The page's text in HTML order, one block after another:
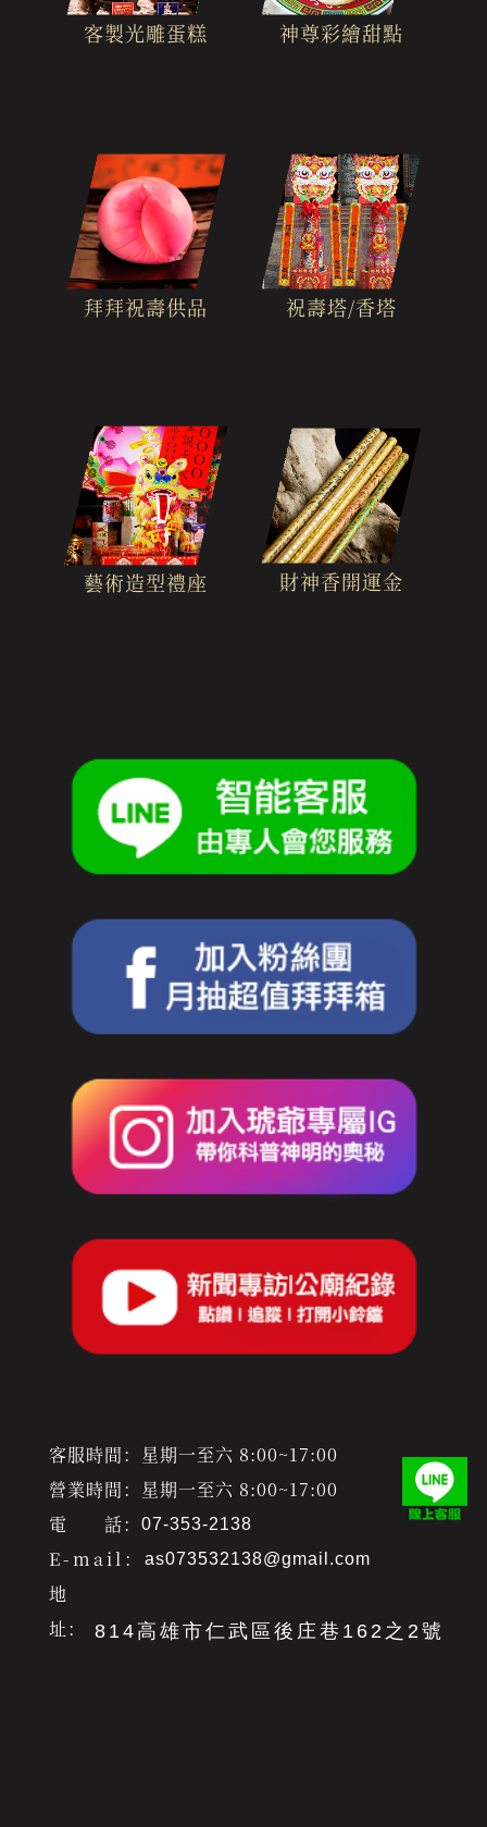
客製光雕蛋糕 神尊彩繪甜點
拜拜祝壽供品 祝壽塔/香塔
藝術造型禮座 財神香開運金
客服時間：星期一至六 8:00~17:00
營業時間：星期一至六 8:00~17:00
電 話：
07-353-2138
E-mail： as073532138@gmail.com
地
址：
814高雄市仁武區後庄巷162之2號